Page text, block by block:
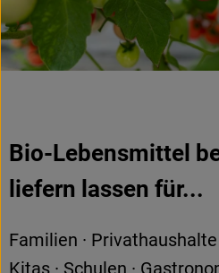
Bio-Lebensmittel
liefern lassen für...
Familien · Privathaushalte
Kitas · Schulen ·